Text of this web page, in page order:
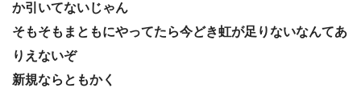
か引いてないじゃん
そもそもまともにやってたら今どき虹が足りないなんてあ
りえないぞ
新規ならともかく